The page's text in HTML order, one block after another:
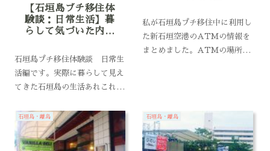
【石垣島プチ移住体
験談：日常生活】暮
らして気づいた内地
石垣島プチ移住体験談 日常生
活編です。実際に暮らして見え
てきた石垣島の生活あれこれ
た。普段買い物するお店や、図
書館、銀行やATMについて。
台風のときのこともちょこっと
私が石垣島プチ移住中に利用し
た新石垣空港のATMの情報を
まとめました。ATMの場所や
す。空港に着いたらすぐに現金
が必要だったり...
石垣島・離島 石垣島・離島